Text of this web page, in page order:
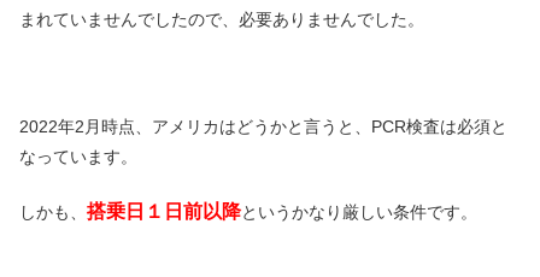
まれていませんでしたので、必要ありませんでした。
2022年2月時点、アメリカはどうかと言うと、PCR検査は必須と
なっています。
しかも、 搭乗日１日前以降というかなり厳しい条件です。